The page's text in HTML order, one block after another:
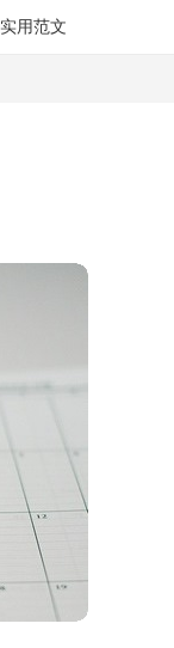
实用范文